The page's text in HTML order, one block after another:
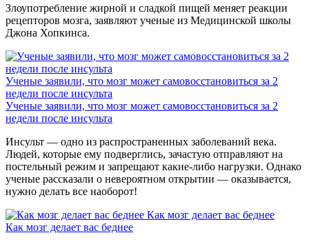
Злоупотребление жирной и сладкой пищей меняет реакции
рецепторов мозга, заявляют ученые из Медицинской школы
Джона Хопкинса.
Ученые заявили, что мозг может самовосстановиться за 2
недели после инсульта
Ученые заявили, что мозг может самовосстановиться за 2
недели после инсульта
Инсульт — одно из распространенных заболеваний века.
Людей, которые ему подверглись, зачастую отправляют на
постельный режим и запрещают какие-либо нагрузки. Однако
ученые рассказали о невероятном открытии — оказывается,
нужно делать все наоборот!
Как мозг делает вас беднее
Как мозг делает вас беднее